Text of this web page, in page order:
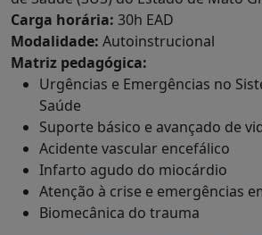
Carga horária: 30h EAD
Modalidade: Autoinstrucional
Matriz pedagógica:
Urgências e Emergências no
Saúde
Suporte básico e avançado de
Acidente vascular encefálico
Infarto agudo do miocárdio
Atenção à crise e emergências
Biomecânica do trauma